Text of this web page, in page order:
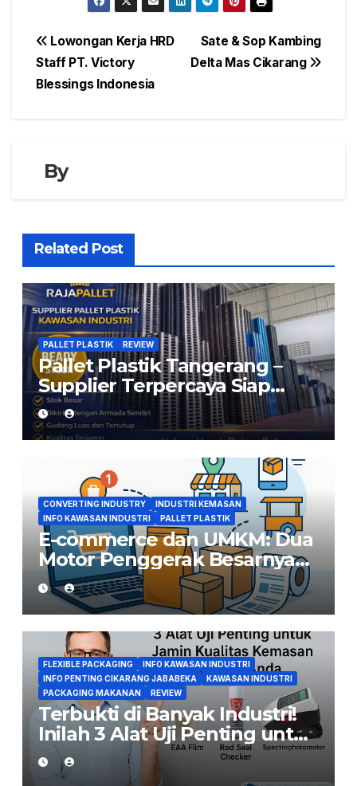
Navigasi
pos
Sate & Sop Kambing
Delta Mas Cikarang
Lowongan Kerja HRD
Staff PT. Victory
Blessings Indonesia
By
Related Post
PALLET PLASTIK REVIEW
Pallet Plastik Tangerang –
Supplier Terpercaya Siap
Kirim dari Cikarang
CONVERTING INDUSTRY
INDUSTRI KEMASAN
INFO KAWASAN INDUSTRI
PALLET PLASTIK
E-commerce dan UMKM: Dua
Motor Penggerak Besarnya
Permintaan Converting di
Indonesia
FLEXIBLE PACKAGING
INFO KAWASAN INDUSTRI
INFO PENTING CIKARANG JABABEKA
KAWASAN INDUSTRI
PACKAGING MAKANAN
REVIEW
Terbukti di Banyak Industri!
Inilah 3 Alat Uji Penting untuk
Jaga Kualitas Kemasan
Makanan